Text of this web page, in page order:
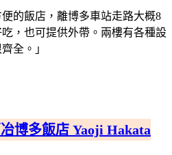
便的飯店，離博多車站走路大概8
，也可提供外帶。兩樓有各種設
全。」
博多飯店 Yaoji Hakata